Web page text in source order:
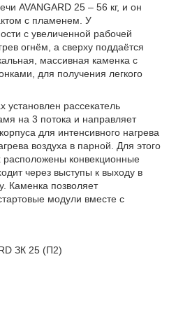
AVANGARD 25 – 56 кг, и он
с пламенем. У
с увеличенной рабочей
огнём, а сверху поддаётся
массивная каменка с
для получения легкого
установлен рассекатель
на 3 потока и направляет
для интенсивного нагрева
воздуха в парной. Для этого
расположены конвекционные
через выступы к выходу в
Каменка позволяет
модули вместе с
ЗК 25 (П2)